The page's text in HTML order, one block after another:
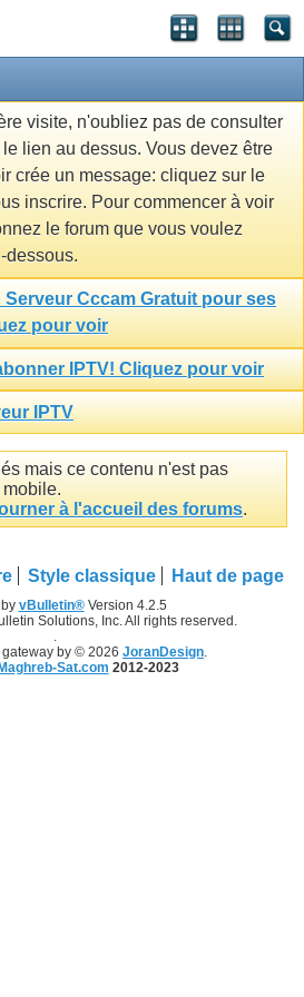
visite, n'oubliez pas de consulter
lien au dessus. Vous devez être
crée un message: cliquez sur le
inscrire. Pour commencer à voir
le forum que vous voulez
dessous.
Serveur Cccam Gratuit pour ses
pour voir
IPTV! Cliquez pour voir
IPTV
mais ce contenu n'est pas
à l'accueil des forums.
Style classique Haut de page
vBulletin®Version 4.2.5
Solutions, Inc. All rights reserved.
.
by © 2026 JoranDesign.
Maghreb-Sat.com 2012-2023